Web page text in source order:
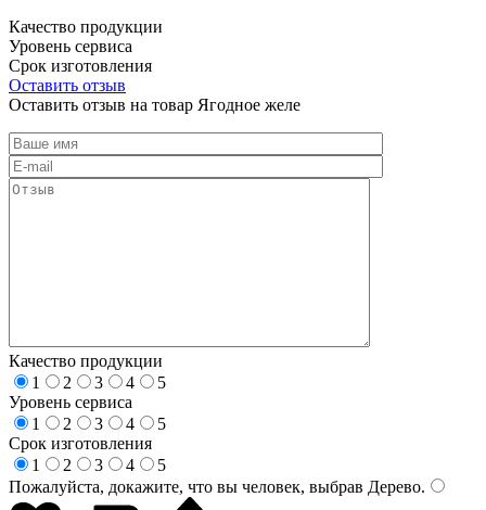
Качество продукции
Уровень сервиса
Срок изготовления
Оставить отзыв
Оставить отзыв на товар Ягодное желе
Качество продукции
1
2 3 4
5
Уровень сервиса
1
2 3 4
5
Срок изготовления
1
2 3 4
5
Пожалуйста, докажите, что вы человек, выбрав Дерево.